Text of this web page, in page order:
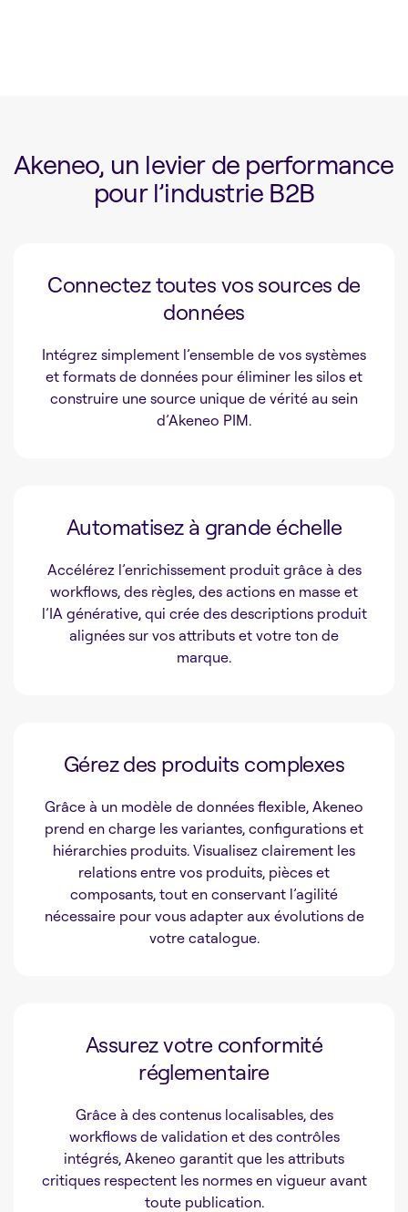
Akeneo, un levier de performance
pour l’industrie B2B
Connectez toutes vos sources de
données
Intégrez simplement l’ensemble de vos systèmes
et formats de données pour éliminer les silos et
construire une source unique de vérité au sein
d’Akeneo PIM.
Automatisez à grande échelle
Accélérez l’enrichissement produit grâce à des
workflows, des règles, des actions en masse et
l’IA générative, qui crée des descriptions produit
alignées sur vos attributs et votre ton de
marque.
Gérez des produits complexes
Grâce à un modèle de données flexible, Akeneo
prend en charge les variantes, configurations et
hiérarchies produits. Visualisez clairement les
relations entre vos produits, pièces et
composants, tout en conservant l’agilité
nécessaire pour vous adapter aux évolutions de
votre catalogue.
Assurez votre conformité
réglementaire
Grâce à des contenus localisables, des
workflows de validation et des contrôles
intégrés, Akeneo garantit que les attributs
critiques respectent les normes en vigueur avant
toute publication.